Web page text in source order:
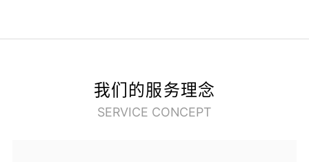
我们的服务理念
SERVICE CONCEPT